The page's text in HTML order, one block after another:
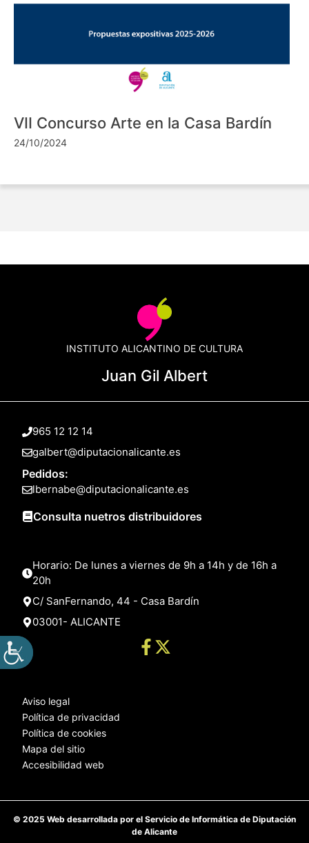
VII Concurso Arte en la Casa Bardín
24/10/2024
INSTITUTO ALICANTINO DE CULTURA
Juan Gil Albert
965 12 12 14
galbert@diputacionalicante.es
Pedidos:
lbernabe@diputacionalicante.es
Consulta nuetros distribuidores
Horario: De lunes a viernes de 9h a 14h y de 16h a
20h
C/ SanFernando, 44 - Casa Bardín
03001- ALICANTE
Aviso legal
Política de privacidad
Política de cookies
Mapa del sitio
Accesibilidad web
© 2025 Web desarrollada por el Servicio de Informática de Diputación
de Alicante